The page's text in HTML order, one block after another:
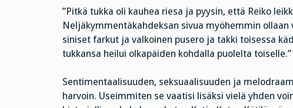
”Pitkä tukka oli kauhea riesa ja pyysin, että Reiko
Neljäkymmentäkahdeksan sivua myöhemmin ollaan
siniset farkut ja valkoinen pusero ja takki toisessa
tukkansa heilui olkapäiden kohdalla puolelta toiselle.”
Sentimentaalisuuden, seksuaalisuuden ja
harvoin. Useimmiten se vaatisi lisäksi vielä yhden